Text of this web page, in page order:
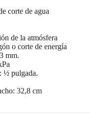
corte de agua
de la atmósfera
o corte de energía
mm.
½ pulgada.
32,8 cm